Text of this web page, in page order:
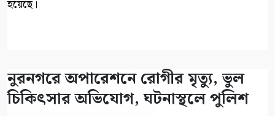
হয়েছে।
নুরনগরে অপারেশনে রোগীর মৃত্যু, ভুল
চিকিৎসার অভিযোগ, ঘটনাস্থলে পুলিশ